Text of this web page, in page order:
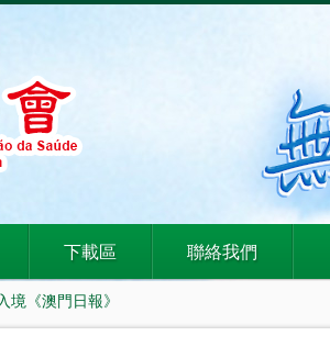
下載區 聯絡我們
境《澳門日報》